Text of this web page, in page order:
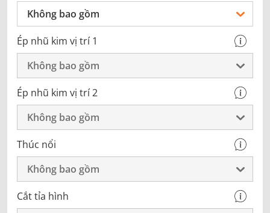
Không bao gồm
Ép nhũ kim vị trí 1
Không bao gồm
Ép nhũ kim vị trí 2
Không bao gồm
Thúc nổi
Không bao gồm
Cắt tỉa hình